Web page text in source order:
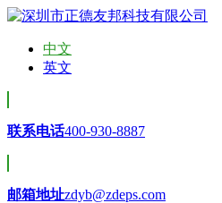
中文
英文
联系电话400-930-8887
邮箱地址zdyb@zdeps.com